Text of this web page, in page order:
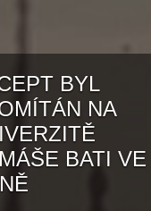
BYL
NA
BATI VE